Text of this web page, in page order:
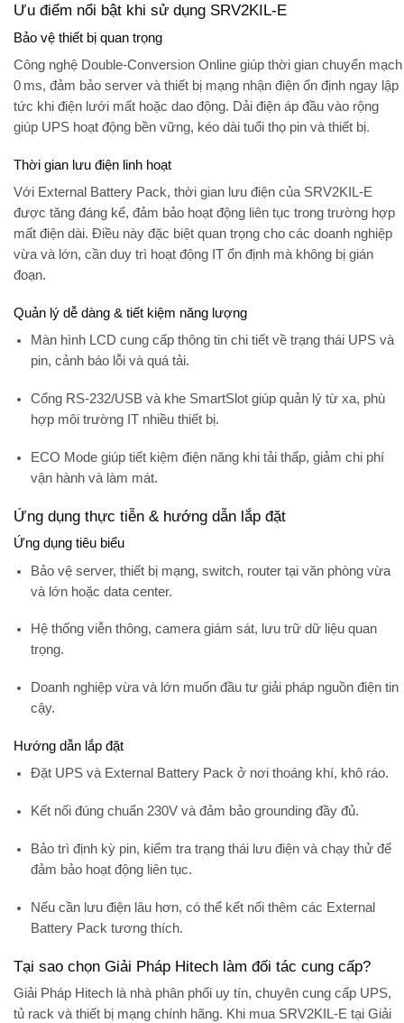
Ưu điểm nổi bật khi sử dụng SRV2KIL-E
Bảo vệ thiết bị quan trọng
Công nghệ Double-Conversion Online giúp thời gian chuyển mạch
0 ms, đảm bảo server và thiết bị mạng nhận điện ổn định ngay lập
tức khi điện lưới mất hoặc dao động. Dải điện áp đầu vào rộng
giúp UPS hoạt động bền vững, kéo dài tuổi thọ pin và thiết bị.
Thời gian lưu điện linh hoạt
Với External Battery Pack, thời gian lưu điện của SRV2KIL-E
được tăng đáng kể, đảm bảo hoạt động liên tục trong trường hợp
mất điện dài. Điều này đặc biệt quan trọng cho các doanh nghiệp
vừa và lớn, cần duy trì hoạt động IT ổn định mà không bị gián
đoạn.
Quản lý dễ dàng & tiết kiệm năng lượng
Màn hình LCD cung cấp thông tin chi tiết về trạng thái UPS và
pin, cảnh báo lỗi và quá tải.
Cổng RS-232/USB và khe SmartSlot giúp quản lý từ xa, phù
hợp môi trường IT nhiều thiết bị.
ECO Mode giúp tiết kiệm điện năng khi tải thấp, giảm chi phí
vận hành và làm mát.
Ứng dụng thực tiễn & hướng dẫn lắp đặt
Ứng dụng tiêu biểu
Bảo vệ server, thiết bị mạng, switch, routertại văn phòng vừa
và lớn hoặc data center.
Hệ thống viễn thông, camera giám sát, lưu trữ dữ liệu quan
trọng.
Doanh nghiệp vừa và lớn muốn đầu tư giải pháp nguồn điện tin
cậy.
Hướng dẫn lắp đặt
Đặt UPS và External Battery Pack ở nơi thoáng khí, khô ráo.
Kết nối đúng chuẩn 230V và đảm bảo grounding đầy đủ.
Bảo trì định kỳ pin, kiểm tra trạng thái lưu điện và chạy thử để
đảm bảo hoạt động liên tục.
Nếu cần lưu điện lâu hơn, có thể kết nối thêm các External
Battery Pack tương thích.
Tại sao chọn Giải Pháp Hitech làm đối tác cung cấp?
Giải Pháp Hitech là nhà phân phối uy tín, chuyên cung cấp UPS,
tủ rack và thiết bị mạng chính hãng. Khi mua SRV2KIL-E tại Giải